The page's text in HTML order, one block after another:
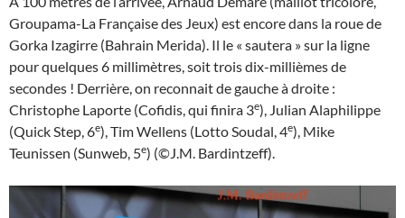
Groupama-La Française des Jeux) est encore dans la roue de
Gorka Izagirre (Bahrain Merida). Il le « sautera » sur la ligne
pour quelques 6 millimètres, soit trois dix-millièmes de
secondes ! Derrière, on reconnait de gauche à droite :
Christophe Laporte (Cofidis, qui finira 3e), Julian Alaphilippe
(Quick Step, 6e), Tim Wellens (Lotto Soudal, 4e), Mike
Teunissen (Sunweb, 5e) (©J.M. Bardintzeff).